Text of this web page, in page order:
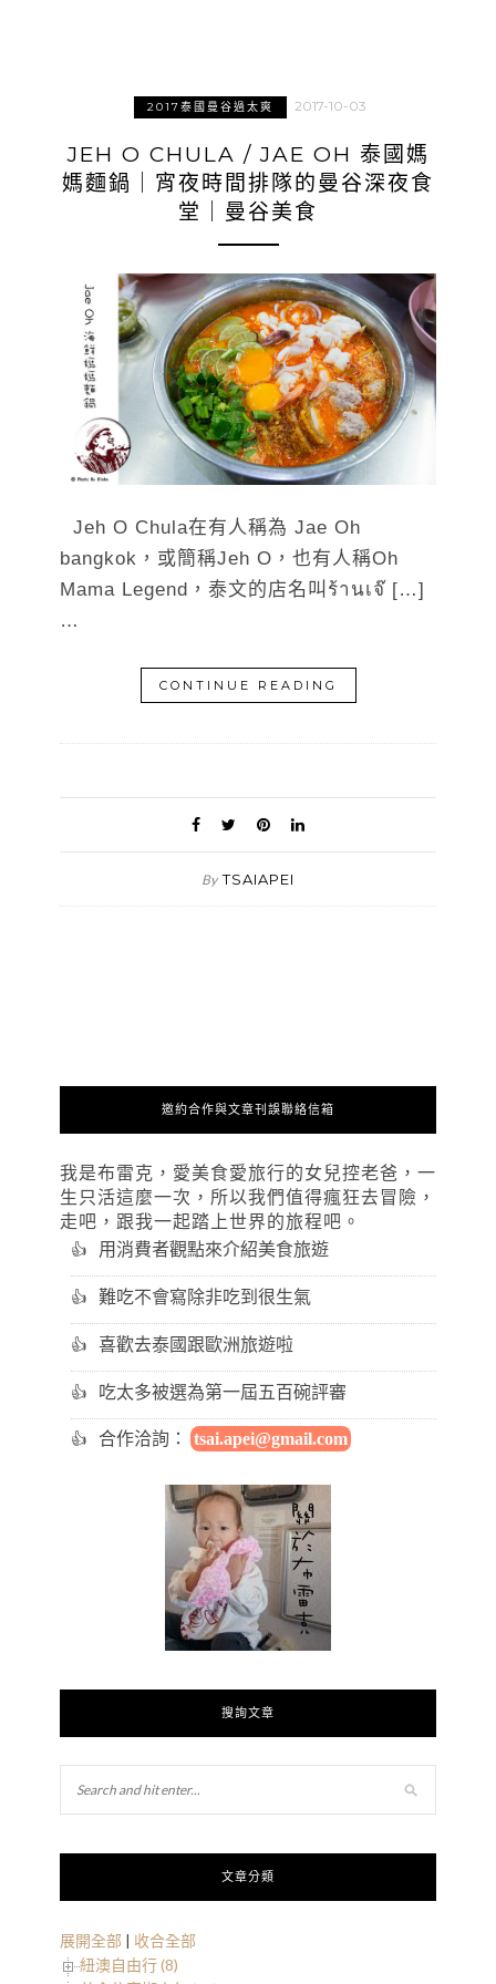
2017泰國曼谷過太爽 2017-10-03
JEH O CHULA / JAE OH 泰國媽
媽麵鍋｜宵夜時間排隊的曼谷深夜食
堂｜曼谷美食
Jeh O Chula在有人稱為 Jae Oh
bangkok，或簡稱Jeh O，也有人稱Oh
Mama Legend，泰文的店名叫ร้านเจ๊ […]
…
CONTINUE READING
By TSAIAPEI
邀約合作與文章刊誤聯絡信箱
我是布雷克，愛美食愛旅行的女兒控老爸，一
生只活這麼一次，所以我們值得瘋狂去冒險，
走吧，跟我一起踏上世界的旅程吧。
用消費者觀點來介紹美食旅遊
難吃不會寫除非吃到很生氣
喜歡去泰國跟歐洲旅遊啦
吃太多被選為第一屆五百碗評審
合作洽詢： tsai.apei@gmail.com
搜詢文章
文章分類
展開全部 | 收合全部
紐澳自由行 (8)